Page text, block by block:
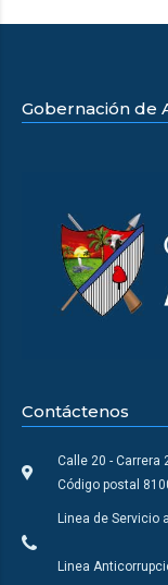
Gobernación de
Contáctenos
Calle 20 - Carrera
Código postal
Linea de Servicio
Linea